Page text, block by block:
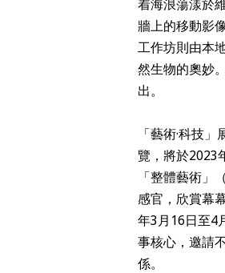
着海浪蕩漾於
牆上的移動影
工作坊則由本
然生物的奧妙
出。
「藝術·科技
覽，將於2023
「整體藝術」
感官，欣賞幕
年3月16日至4
事核心，邀請
係。